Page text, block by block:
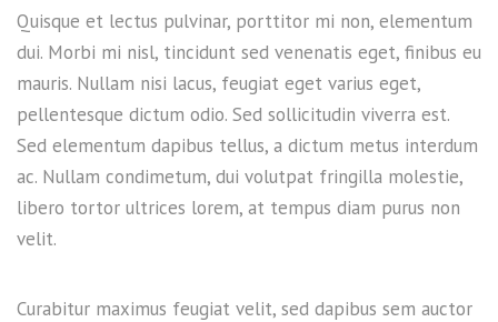
Quisque et lectus pulvinar, porttitor mi non, elementum
dui. Morbi mi nisl, tincidunt sed venenatis eget, finibus eu
mauris. Nullam nisi lacus, feugiat eget varius eget,
pellentesque dictum odio. Sed sollicitudin viverra est.
Sed elementum dapibus tellus, a dictum metus interdum
ac. Nullam condimetum, dui volutpat fringilla molestie,
libero tortor ultrices lorem, at tempus diam purus non
velit.
Curabitur maximus feugiat velit, sed dapibus sem auctor